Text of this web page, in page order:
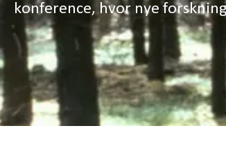
konference, hvor nye